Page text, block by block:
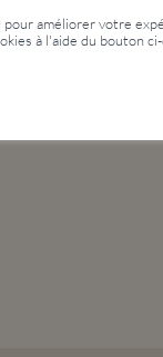
améliorer votre
à l'aide du bouton ci-